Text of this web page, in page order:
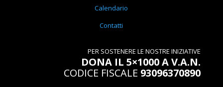
Calendario
Contatti
PER SOSTENERE LE NOSTRE INIZIATIVE
DONA IL 5×1000 A V.A.N.
CODICE FISCALE 93096370890